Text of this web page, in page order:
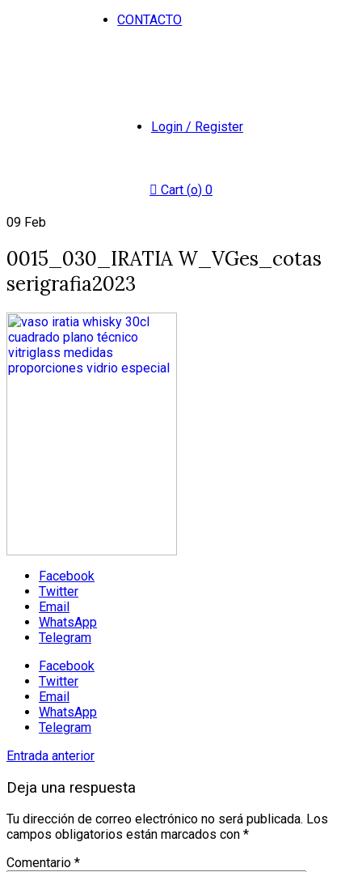
CONTACTO
Login / Register
Cart (o) 0
09 Feb
0015_030_IRATIA W_VGes_cotas
serigrafia2023
Facebook
Twitter
Email
WhatsApp
Telegram
Facebook
Twitter
Email
WhatsApp
Telegram
Entrada anterior
Deja una respuesta
Tu dirección de correo electrónico no será publicada. Los
campos obligatorios están marcados con *
Comentario *